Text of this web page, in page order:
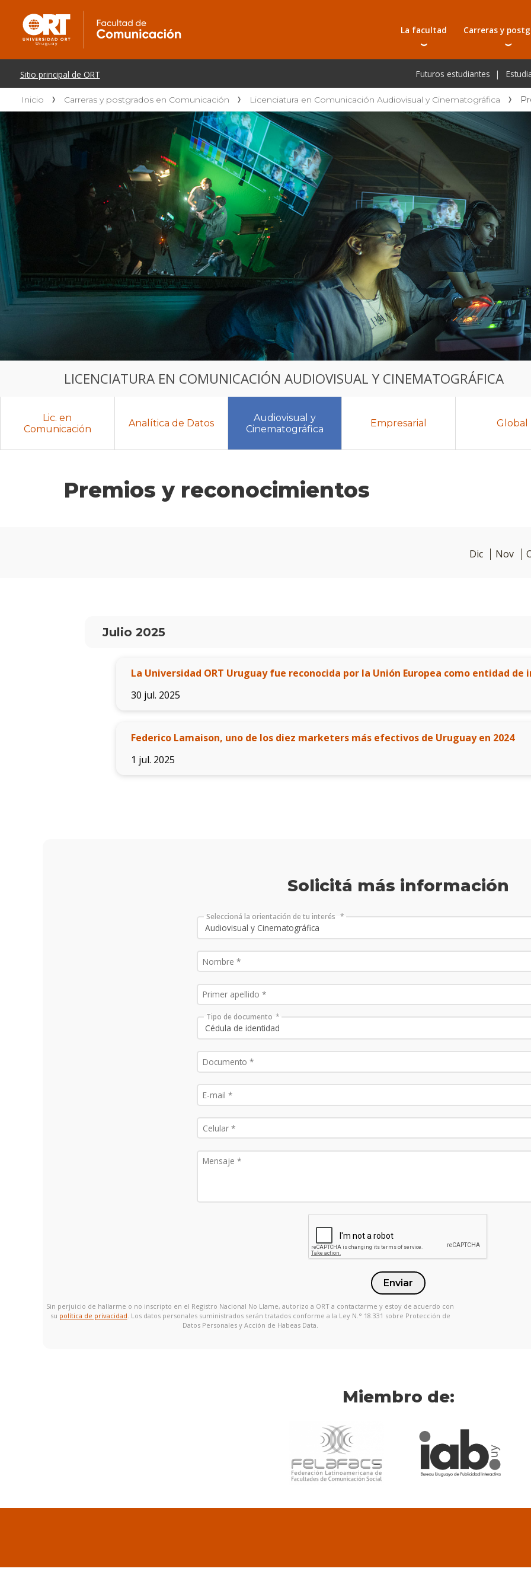
La facultad
Autoridades
Investigación
Laboratorios e infraestructura
Escuela de Postgrados
Carreras y
Carreras
Tecnicaturas
Postgrados
Programas y
Cursos cortos
Toda la oferta
Futuros estudiantes
Inicio Carreras y postgrados en Comunicación Licenciatura en Comunicación Audiovisual y Cinematográfica
LICENCIATURA EN COMUNICACIÓN AUDIOVISUAL Y CINEMATOGRÁFICA
Premios y reconocimientos
Lic. en
Comunicación
Analítica de Datos
Audiovisual y
Cinematográfica
Empresarial Global
Dic Nov
Julio 2025
La Universidad ORT Uruguay fue reconocida por la Unión Europea como entidad de
30 jul. 2025
Federico Lamaison, uno de los diez marketers más efectivos de Uruguay en 2024
1 jul. 2025
Solicitá más información
Seleccioná la orientación de tu interés
Tipo de documento
Enviar
Sin perjuicio de hallarme o no inscripto en el Registro Nacional No Llame, autorizo a ORT a contactarme y estoy de acuerdo con
su política de privacidad . Los datos personales suministrados serán tratados conforme a la Ley N.° 18.331 sobre Protección de
Datos Personales y Acción de Habeas Data.
Miembro de: